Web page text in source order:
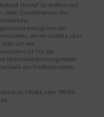
stumpf zu stoßen und
unter Zuhilfenahme des
erfolgt nun der
der im Gefälle über
oder um die
ist. Für die
Verbundabdichtungsmatte
der Profiloberkante
ist TROBA oder TROBA-